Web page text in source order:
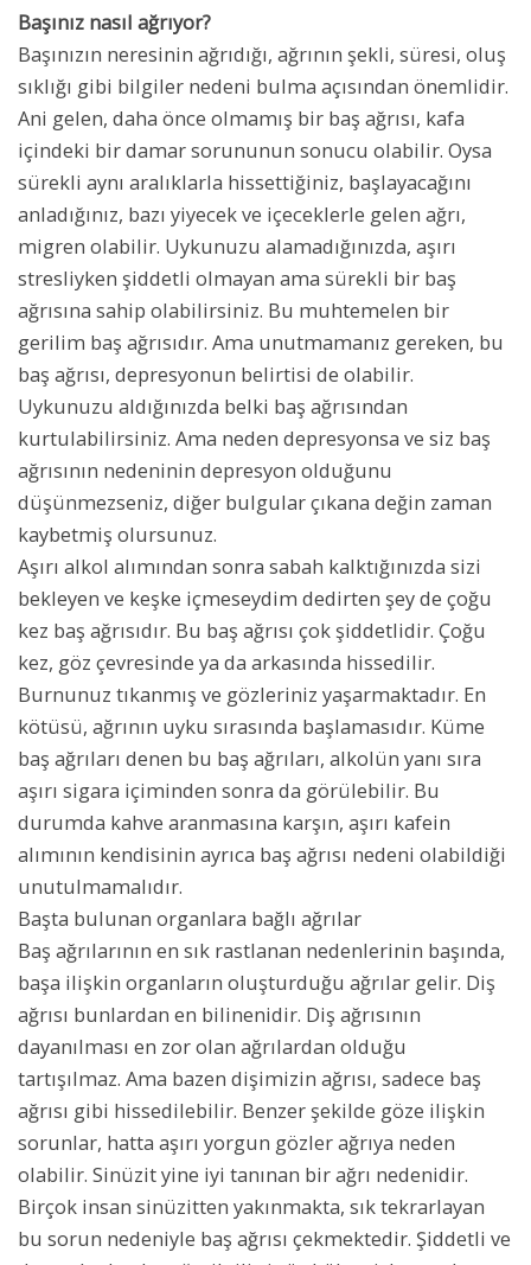
Başınız nasıl ağrıyor?
Başınızın neresinin ağrıdığı, ağrının şekli, süresi, oluş
sıklığı gibi bilgiler nedeni bulma açısından önemlidir.
Ani gelen, daha önce olmamış bir baş ağrısı, kafa
içindeki bir damar sorununun sonucu olabilir. Oysa
sürekli aynı aralıklarla hissettiğiniz, başlayacağını
anladığınız, bazı yiyecek ve içeceklerle gelen ağrı,
migren olabilir. Uykunuzu alamadığınızda, aşırı
stresliyken şiddetli olmayan ama sürekli bir baş
ağrısına sahip olabilirsiniz. Bu muhtemelen bir
gerilim baş ağrısıdır. Ama unutmamanız gereken, bu
baş ağrısı, depresyonun belirtisi de olabilir.
Uykunuzu aldığınızda belki baş ağrısından
kurtulabilirsiniz. Ama neden depresyonsa ve siz baş
ağrısının nedeninin depresyon olduğunu
düşünmezseniz, diğer bulgular çıkana değin zaman
kaybetmiş olursunuz.
Aşırı alkol alımından sonra sabah kalktığınızda sizi
bekleyen ve keşke içmeseydim dedirten şey de çoğu
kez baş ağrısıdır. Bu baş ağrısı çok şiddetlidir. Çoğu
kez, göz çevresinde ya da arkasında hissedilir.
Burnunuz tıkanmış ve gözleriniz yaşarmaktadır. En
kötüsü, ağrının uyku sırasında başlamasıdır. Küme
baş ağrıları denen bu baş ağrıları, alkolün yanı sıra
aşırı sigara içiminden sonra da görülebilir. Bu
durumda kahve aranmasına karşın, aşırı kafein
alımının kendisinin ayrıca baş ağrısı nedeni olabildiği
unutulmamalıdır.
Başta bulunan organlara bağlı ağrılar
Baş ağrılarının en sık rastlanan nedenlerinin başında,
başa ilişkin organların oluşturduğu ağrılar gelir. Diş
ağrısı bunlardan en bilinenidir. Diş ağrısının
dayanılması en zor olan ağrılardan olduğu
tartışılmaz. Ama bazen dişimizin ağrısı, sadece baş
ağrısı gibi hissedilebilir. Benzer şekilde göze ilişkin
sorunlar, hatta aşırı yorgun gözler ağrıya neden
olabilir. Sinüzit yine iyi tanınan bir ağrı nedenidir.
Birçok insan sinüzitten yakınmakta, sık tekrarlayan
bu sorun nedeniyle baş ağrısı çekmektedir. Şiddetli ve